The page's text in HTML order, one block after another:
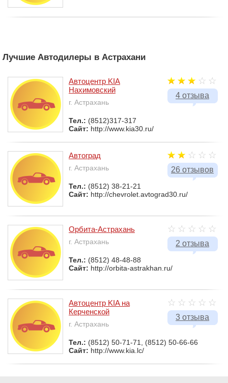
Лучшие Автодилеры в Астрахани
4 отзыва
Автоцентр KIA
Нахимовский
г. Астрахань
Тел.: (8512)317-317
Сайт: http://www.kia30.ru/
26 отзывов
Автоград
г. Астрахань
Тел.: (8512) 38-21-21
Сайт: http://chevrolet.avtograd30.ru/
2 отзыва
Орбита-Астрахань
г. Астрахань
Тел.: (8512) 48-48-88
Сайт: http://orbita-astrakhan.ru/
3 отзыва
Автоцентр KIA на
Керченской
г. Астрахань
Тел.: (8512) 50-71-71, (8512) 50-66-66
Сайт: http://www.kia.lc/